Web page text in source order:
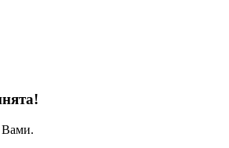
Вами.